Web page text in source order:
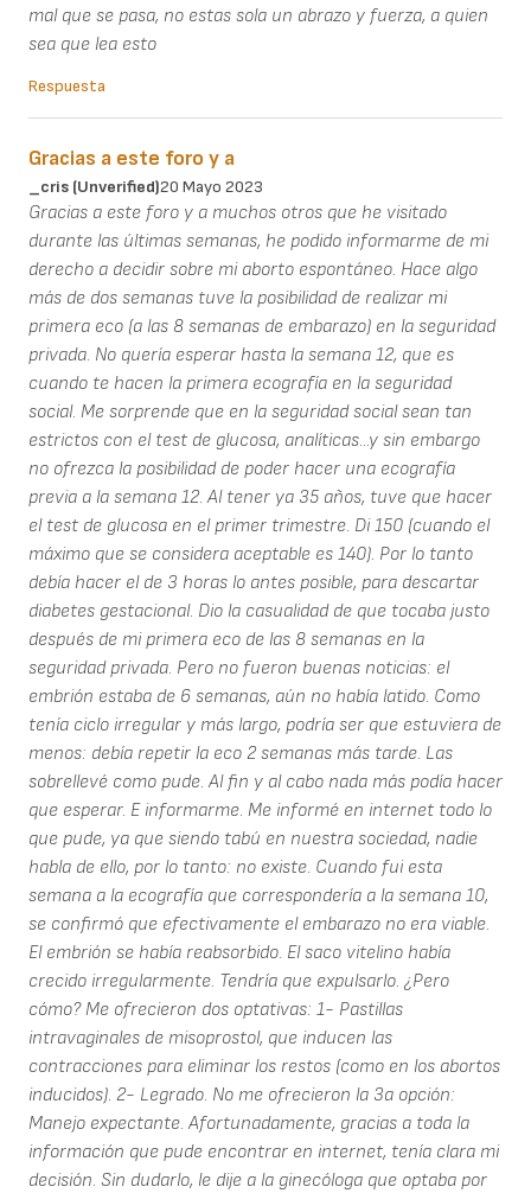
mal que se pasa, no estas sola un abrazo y fuerza, a quien
sea que lea esto
Respuesta
Gracias a este foro y a
_cris (unverified)20 Mayo 2023
Gracias a este foro y a muchos otros que he visitado
durante las últimas semanas, he podido informarme de mi
derecho a decidir sobre mi aborto espontáneo. Hace algo
más de dos semanas tuve la posibilidad de realizar mi
primera eco (a las 8 semanas de embarazo) en la seguridad
privada. No quería esperar hasta la semana 12, que es
cuando te hacen la primera ecografía en la seguridad
social. Me sorprende que en la seguridad social sean tan
estrictos con el test de glucosa, analíticas...y sin embargo
no ofrezca la posibilidad de poder hacer una ecografía
previa a la semana 12. Al tener ya 35 años, tuve que hacer
el test de glucosa en el primer trimestre. Di 150 (cuando el
máximo que se considera aceptable es 140). Por lo tanto
debía hacer el de 3 horas lo antes posible, para descartar
diabetes gestacional. Dio la casualidad de que tocaba justo
después de mi primera eco de las 8 semanas en la
seguridad privada. Pero no fueron buenas noticias: el
embrión estaba de 6 semanas, aún no había latido. Como
tenía ciclo irregular y más largo, podría ser que estuviera de
menos: debía repetir la eco 2 semanas más tarde. Las
sobrellevé como pude. Al fin y al cabo nada más podía hacer
que esperar. E informarme. Me informé en internet todo lo
que pude, ya que siendo tabú en nuestra sociedad, nadie
habla de ello, por lo tanto: no existe. Cuando fui esta
semana a la ecografía que correspondería a la semana 10,
se confirmó que efectivamente el embarazo no era viable.
El embrión se había reabsorbido. El saco vitelino había
crecido irregularmente. Tendría que expulsarlo. ¿Pero
cómo? Me ofrecieron dos optativas: 1- Pastillas
intravaginales de misoprostol, que inducen las
contracciones para eliminar los restos (como en los abortos
inducidos). 2- Legrado. No me ofrecieron la 3a opción:
Manejo expectante. Afortunadamente, gracias a toda la
información que pude encontrar en internet, tenía clara mi
decisión. Sin dudarlo, le dije a la ginecóloga que optaba por